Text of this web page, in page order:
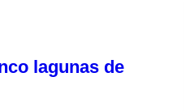
lagunas de